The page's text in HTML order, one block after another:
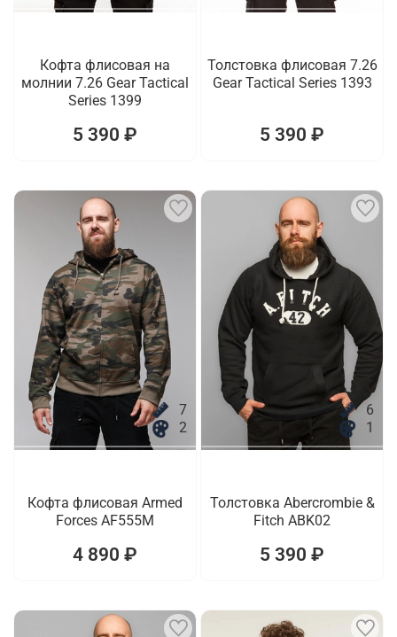
Кофта флисовая на
молнии 7.26 Gear Tactical
Series 1399
5 390 ₽
Толстовка флисовая 7.26
Gear Tactical Series 1393
5 390 ₽
7
2
Кофта флисовая Armed
Forces AF555M
4 890 ₽
6
1
Толстовка Abercrombie &
Fitch ABK02
5 390 ₽